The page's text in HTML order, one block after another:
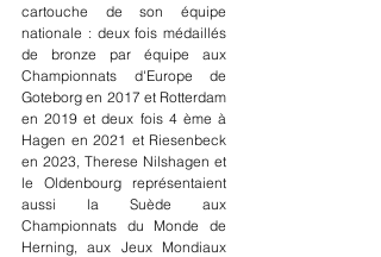
cartouche de son équipe
nationale : deux fois médaillés
de bronze par équipe aux
Championnats d'Europe de
Goteborg en 2017 et Rotterdam
en 2019 et deux fois 4 ème à
Hagen en 2021 et Riesenbeck
en 2023, Therese Nilshagen et
le Oldenbourg représentaient
aussi la Suède aux
Championnats du Monde de
Herning, aux Jeux Mondiaux